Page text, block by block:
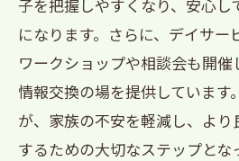
子を把握しやすくなり、安心し
になります。さらに、デイサー
ワークショップや相談会も開催
情報交換の場を提供しています
が、家族の不安を軽減し、よ
するための大切なステップとな